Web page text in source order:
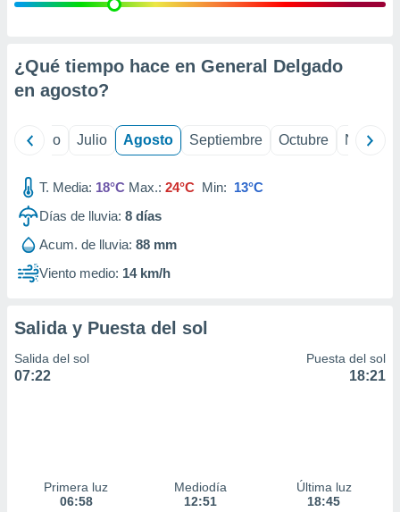
e
mediante
de
1199
¿Qué tiempo hace en General Delgado
en agosto?
Junio Julio Agosto Septiembre Octubre
T. Media: 18°C Max.: 24°C Min: 13°C
Días de lluvia: 8 días
Acum. de lluvia: 88 mm
Viento medio: 14 km/h
Salida y Puesta del sol
Salida del sol
07:22
Puesta del sol
18:21
Primera luz
06:58
Mediodía
12:51
Última luz
18:45